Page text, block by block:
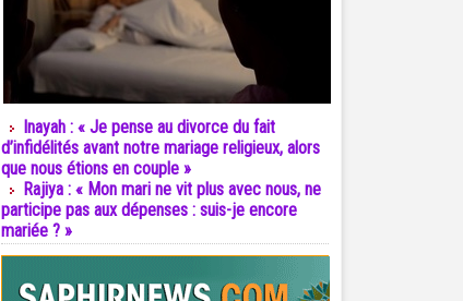
Inayah : « Je pense au divorce du fait
d’infidélités avant notre mariage religieux, alors
que nous étions en couple »
Rajiya : « Mon mari ne vit plus avec nous, ne
participe pas aux dépenses : suis-je encore
mariée ? »